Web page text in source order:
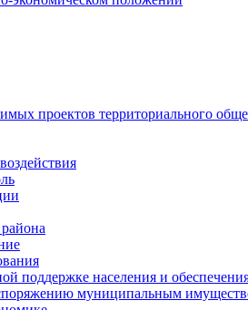
проектов территориального
поддержке населения и
муниципальным